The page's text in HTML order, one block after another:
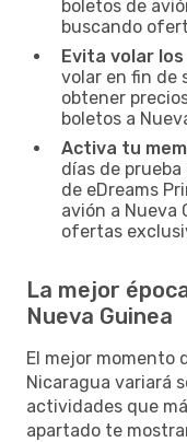
boletos de
buscando
Evita volar
volar en fin de
obtener
boletos a
Activa tu
días de
de eDreams
avión a Nueva
ofertas
La mejor
Nueva Guinea
El mejor momento
Nicaragua variará
actividades que
apartado te